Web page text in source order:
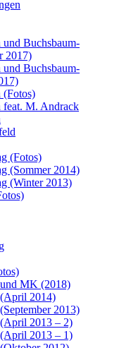
Buchsbaum-
2017)
Buchsbaum-
(Fotos)
feat. M. Andrack
(Fotos)
(Sommer 2014)
(Winter 2013)
MK (2018)
(April 2014)
2013)
2013 – 2)
2013 – 1)